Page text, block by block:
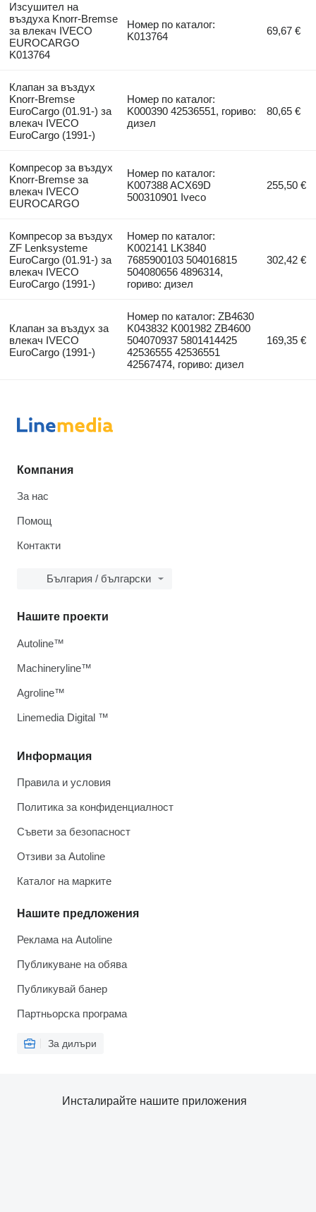
Изсушител на
въздуха Knorr-Bremse
за влекач IVECO
EUROCARGO
K013764
Номер по каталог:
K013764
69,67 €
Клапан за въздух
Knorr-Bremse
EuroCargo (01.91-) за
влекач IVECO
EuroCargo (1991-)
Номер по каталог:
K000390 42536551, гориво:
дизел
80,65 €
Компресор за въздух
Knorr-Bremse за
влекач IVECO
EUROCARGO
Номер по каталог:
K007388 ACX69D
500310901 Iveco
255,50 €
Компресор за въздух
ZF Lenksysteme
EuroCargo (01.91-) за
влекач IVECO
EuroCargo (1991-)
Номер по каталог:
K002141 LK3840
7685900103 504016815
504080656 4896314,
гориво: дизел
302,42 €
Клапан за въздух за
влекач IVECO
EuroCargo (1991-)
Номер по каталог: ZB4630
K043832 K001982 ZB4600
504070937 5801414425
42536555 42536551
42567474, гориво: дизел
169,35 €
Компания
За нас
Помощ
Контакти
България / български
Информация
Правила и условия
Политика за конфиденциалност
Съвети за безопасност
Отзиви за Autoline
Каталог на марките
Нашите предложения
Реклама на Autoline
Публикуване на обява
Публикувай банер
Партньорска програма
За дилъри
Нашите проекти
Autoline™
Machineryline™
Agroline™
Linemedia Digital ™
Инсталирайте нашите приложения